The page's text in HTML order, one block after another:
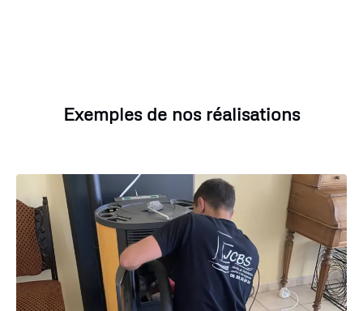
Exemples de nos réalisations